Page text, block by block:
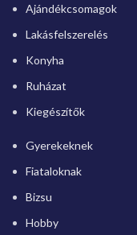
Ajándékcsomagok
Lakásfelszerelés
Konyha
Ruházat
Kiegészítők
Gyerekeknek
Fiataloknak
Bizsu
Hobby